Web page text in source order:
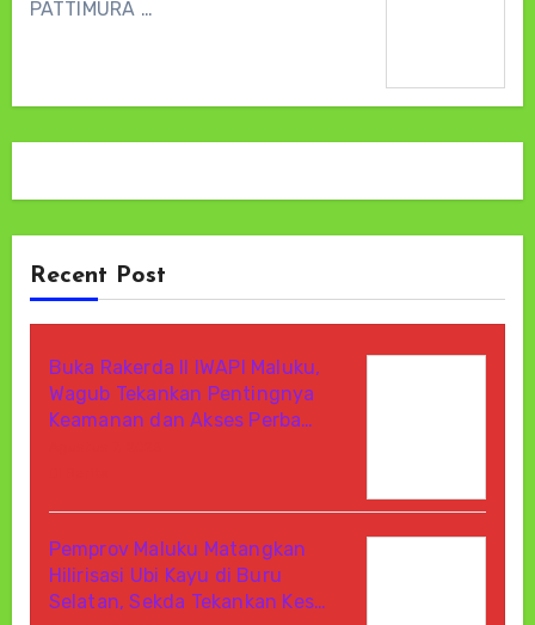
PATTIMURA …
Recent Post
Buka Rakerda II IWAPI Maluku,
Wagub Tekankan Pentingnya
Keamanan dan Akses Perba…
Pemprov Maluku Matangkan
Hilirisasi Ubi Kayu di Buru
Selatan, Sekda Tekankan Kes…